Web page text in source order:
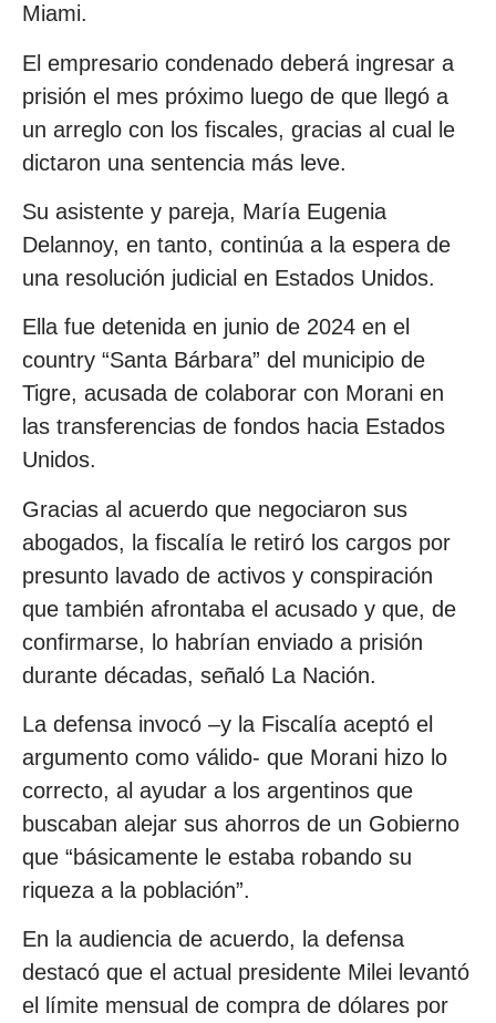
Miami.
El empresario condenado deberá ingresar a
prisión el mes próximo luego de que llegó a
un arreglo con los fiscales, gracias al cual le
dictaron una sentencia más leve.
Su asistente y pareja, María Eugenia
Delannoy, en tanto, continúa a la espera de
una resolución judicial en Estados Unidos.
Ella fue detenida en junio de 2024 en el
country “Santa Bárbara” del municipio de
Tigre, acusada de colaborar con Morani en
las transferencias de fondos hacia Estados
Unidos.
Gracias al acuerdo que negociaron sus
abogados, la fiscalía le retiró los cargos por
presunto lavado de activos y conspiración
que también afrontaba el acusado y que, de
confirmarse, lo habrían enviado a prisión
durante décadas, señaló La Nación.
La defensa invocó –y la Fiscalía aceptó el
argumento como válido- que Morani hizo lo
correcto, al ayudar a los argentinos que
buscaban alejar sus ahorros de un Gobierno
que “básicamente le estaba robando su
riqueza a la población”.
En la audiencia de acuerdo, la defensa
destacó que el actual presidente Milei levantó
el límite mensual de compra de dólares por